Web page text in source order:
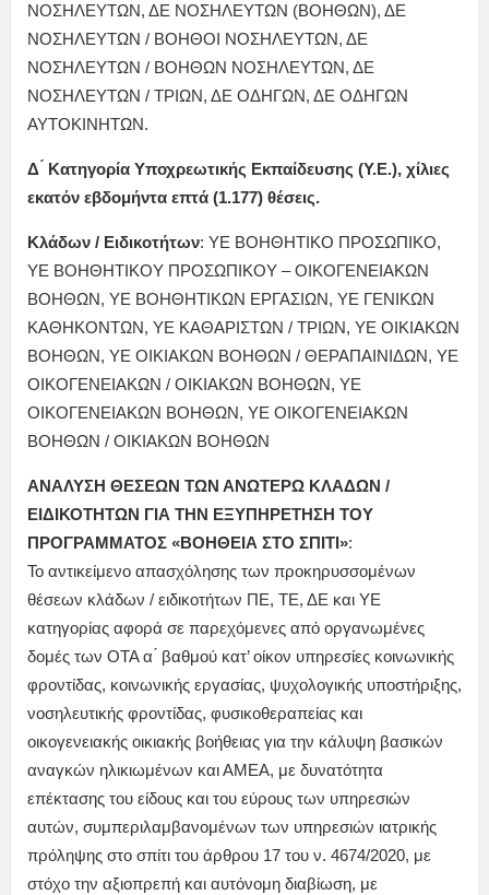
ΝΟΣΗΛΕΥΤΩΝ, ΔΕ ΝΟΣΗΛΕΥΤΩΝ (ΒΟΗΘΩΝ), ΔΕ
ΝΟΣΗΛΕΥΤΩΝ / ΒΟΗΘΟΙ ΝΟΣΗΛΕΥΤΩΝ, ΔΕ
ΝΟΣΗΛΕΥΤΩΝ / ΒΟΗΘΩΝ ΝΟΣΗΛΕΥΤΩΝ, ΔΕ
ΝΟΣΗΛΕΥΤΩΝ / ΤΡΙΩΝ, ΔΕ ΟΔΗΓΩΝ, ΔΕ ΟΔΗΓΩΝ
ΑΥΤΟΚΙΝΗΤΩΝ.
Δ ́ Κατηγορία Υποχρεωτικής Εκπαίδευσης (Υ.Ε.), χίλιες
εκατόν εβδομήντα επτά (1.177) θέσεις.
Κλάδων / Ειδικοτήτων: ΥΕ ΒΟΗΘΗΤΙΚΟ ΠΡΟΣΩΠΙΚΟ,
ΥΕ ΒΟΗΘΗΤΙΚΟΥ ΠΡΟΣΩΠΙΚΟΥ – ΟΙΚΟΓΕΝΕΙΑΚΩΝ
ΒΟΗΘΩΝ, ΥΕ ΒΟΗΘΗΤΙΚΩΝ ΕΡΓΑΣΙΩΝ, ΥΕ ΓΕΝΙΚΩΝ
ΚΑΘΗΚΟΝΤΩΝ, ΥΕ ΚΑΘΑΡΙΣΤΩΝ / ΤΡΙΩΝ, ΥΕ ΟΙΚΙΑΚΩΝ
ΒΟΗΘΩΝ, ΥΕ ΟΙΚΙΑΚΩΝ ΒΟΗΘΩΝ / ΘΕΡΑΠΑΙΝΙΔΩΝ, ΥΕ
ΟΙΚΟΓΕΝΕΙΑΚΩΝ / ΟΙΚΙΑΚΩΝ ΒΟΗΘΩΝ, ΥΕ
ΟΙΚΟΓΕΝΕΙΑΚΩΝ ΒΟΗΘΩΝ, ΥΕ ΟΙΚΟΓΕΝΕΙΑΚΩΝ
ΒΟΗΘΩΝ / ΟΙΚΙΑΚΩΝ ΒΟΗΘΩΝ
ΑΝΑΛΥΣΗ ΘΕΣΕΩΝ ΤΩΝ ΑΝΩΤΕΡΩ ΚΛΑΔΩΝ /
ΕΙΔΙΚΟΤΗΤΩΝ ΓΙΑ ΤΗΝ ΕΞΥΠΗΡΕΤΗΣΗ ΤΟΥ
ΠΡΟΓΡΑΜΜΑΤΟΣ «ΒΟΗΘΕΙΑ ΣΤΟ ΣΠΙΤΙ»:
Το αντικείμενο απασχόλησης των προκηρυσσομένων
θέσεων κλάδων / ειδικοτήτων ΠΕ, ΤΕ, ΔΕ και ΥΕ
κατηγορίας αφορά σε παρεχόμενες από οργανωμένες
δομές των ΟΤΑ α ́ βαθμού κατ’ οίκον υπηρεσίες κοινωνικής
φροντίδας, κοινωνικής εργασίας, ψυχολογικής υποστήριξης,
νοσηλευτικής φροντίδας, φυσικοθεραπείας και
οικογενειακής οικιακής βοήθειας για την κάλυψη βασικών
αναγκών ηλικιωμένων και ΑΜΕΑ, με δυνατότητα
επέκτασης του είδους και του εύρους των υπηρεσιών
αυτών, συμπεριλαμβανομένων των υπηρεσιών ιατρικής
πρόληψης στο σπίτι του άρθρου 17 του ν. 4674/2020, με
στόχο την αξιοπρεπή και αυτόνομη διαβίωση, με